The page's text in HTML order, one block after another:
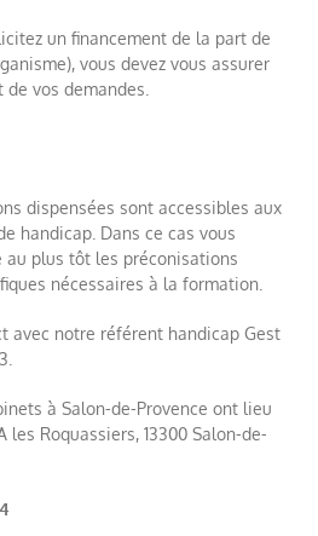
un financement de la part de
vous devez vous assurer
vos demandes.
dispensées sont accessibles aux
handicap. Dans ce cas vous
au plus tôt les préconisations
nécessaires à la formation.
avec notre référent handicap Gest
à Salon-de-Provence ont lieu
les Roquassiers, 13300 Salon-de-